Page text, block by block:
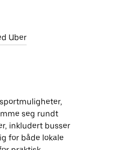
Uber
seg rundt
inkludert busser
for både lokale